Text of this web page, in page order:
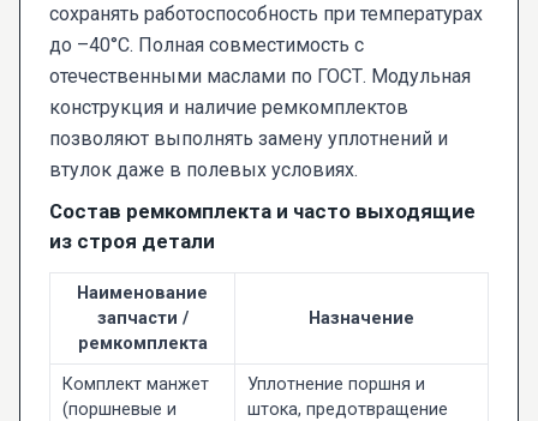
сохранять работоспособность при температурах
до –40°C. Полная совместимость с
отечественными маслами по ГОСТ. Модульная
конструкция и наличие ремкомплектов
позволяют выполнять замену уплотнений и
втулок даже в полевых условиях.
Состав ремкомплекта и часто выходящие
из строя детали
Наименование
запчасти /
ремкомплекта
Назначение
Комплект манжет
(поршневые и
Уплотнение поршня и
штока, предотвращение